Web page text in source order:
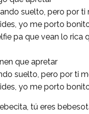
suelto, pero por ti
yo me porto
pa que vean lo rica
que apretar
suelto, pero por ti
yo me porto
tú eres